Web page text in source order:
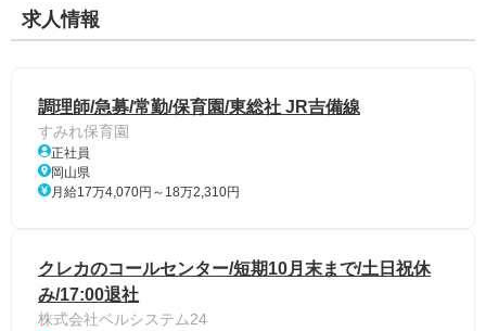
求人情報
調理師/急募/常勤/保育園/東総社 JR吉備線
すみれ保育園
正社員
岡山県
月給17万4,070円～18万2,310円
クレカのコールセンター/短期10月末まで/土日祝休
み/17:00退社
株式会社ベルシステム24